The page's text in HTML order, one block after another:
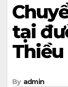
tại
Thiều
By admin